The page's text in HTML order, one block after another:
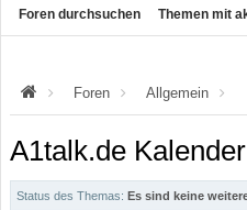
Foren durchsuchen Themen mit
Foren Allgemein
Neuigkeiten u. Ankündigungen
A1talk.de
Status des Themas: Es sind keine